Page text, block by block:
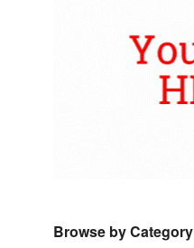
Browse by Category